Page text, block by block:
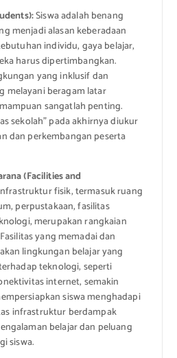
Siswa adalah benang
menjadi alasan keberadaan
individu, gaya belajar,
harus dipertimbangkan.
yang inklusif dan
melayani beragam latar
sangatlah penting.
sekolah” pada akhirnya diukur
dan perkembangan peserta
(Facilities and
fisik, termasuk ruang
perpustakaan, fasilitas
merupakan rangkaian
yang memadai dan
lingkungan belajar yang
teknologi, seperti
internet, semakin
siswa menghadapi
infrastruktur berdampak
belajar dan peluang
siswa.